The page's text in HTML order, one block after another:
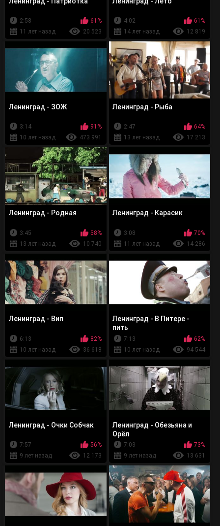
2:58
61%
11 лет назад
20 523
4:02
61%
14 лет назад
12 819
Ленинград - ЗОЖ
3:14
91%
10 лет назад
473 991
Ленинград - Рыба
2:47
64%
13 лет назад
17 213
Ленинград - Родная
3:45
58%
13 лет назад
10 740
Ленинград - Карасик
3:08
70%
11 лет назад
14 286
Ленинград - Вип
6:13
82%
10 лет назад
36 618
Ленинград - В Питере -
пить
7:13
62%
10 лет назад
94 544
Ленинград - Очки Собчак
7:57
56%
9 лет назад
12 173
Ленинград - Обезьяна и
Орёл
7:03
73%
9 лет назад
13 631